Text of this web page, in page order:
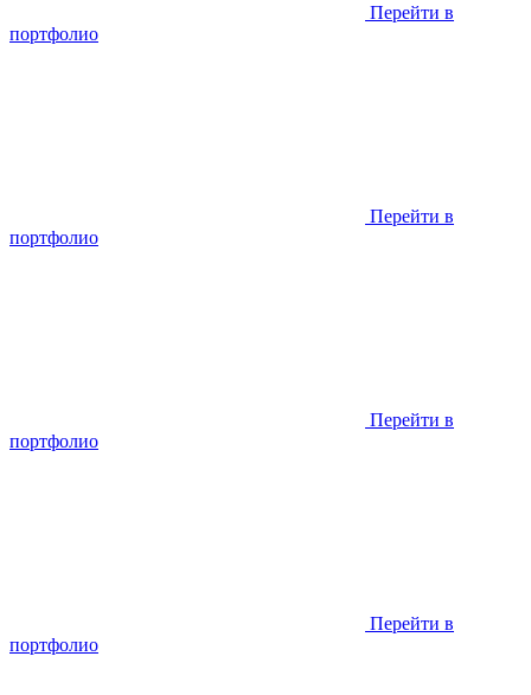
Перейти в
портфолио
Перейти в
портфолио
Перейти в
портфолио
Перейти в
портфолио